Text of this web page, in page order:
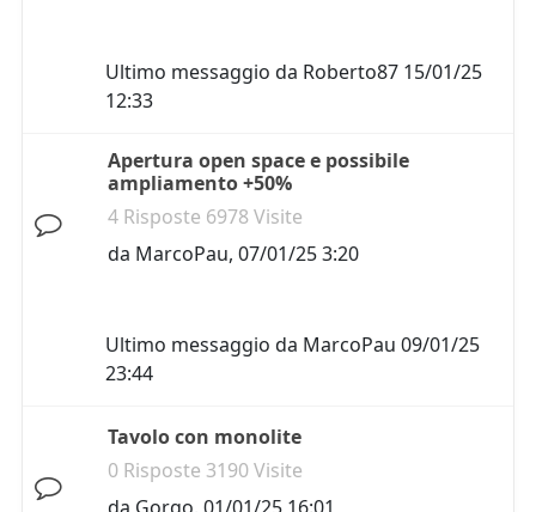
Ultimo messaggio da Roberto87 15/01/25
12:33
Apertura open space e possibile
ampliamento +50%
4 Risposte 6978 Visite
da MarcoPau, 07/01/25 3:20
Ultimo messaggio da MarcoPau 09/01/25
23:44
Tavolo con monolite
0 Risposte 3190 Visite